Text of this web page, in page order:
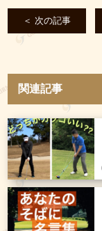
＜ 次の記事
関連記事